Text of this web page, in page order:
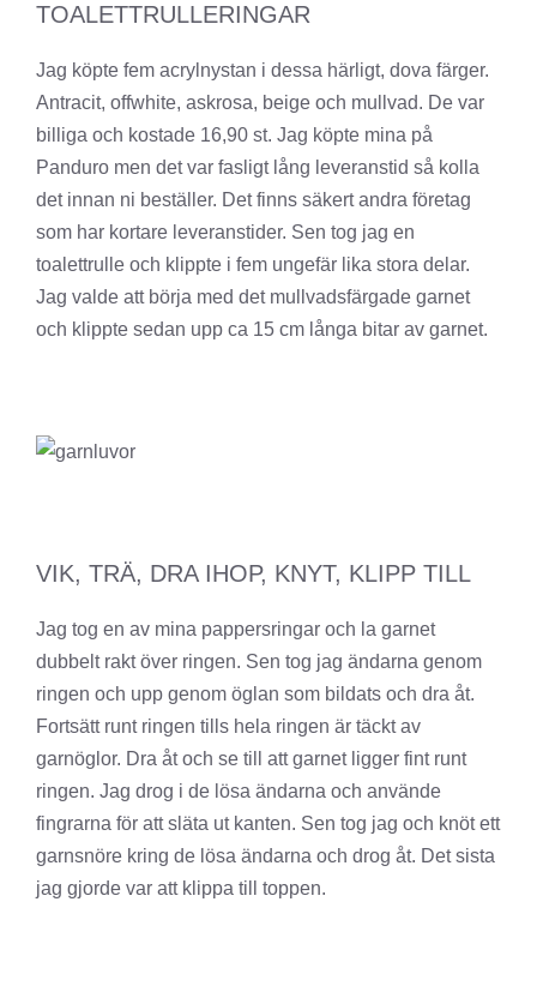
TOALETTRULLERINGAR
Jag köpte fem acrylnystan i dessa härligt, dova färger.
Antracit, offwhite, askrosa, beige och mullvad. De var
billiga och kostade 16,90 st. Jag köpte mina på
Panduro men det var fasligt lång leveranstid så kolla
det innan ni beställer. Det finns säkert andra företag
som har kortare leveranstider. Sen tog jag en
toalettrulle och klippte i fem ungefär lika stora delar.
Jag valde att börja med det mullvadsfärgade garnet
och klippte sedan upp ca 15 cm långa bitar av garnet.
VIK, TRÄ, DRA IHOP, KNYT, KLIPP TILL
Jag tog en av mina pappersringar och la garnet
dubbelt rakt över ringen. Sen tog jag ändarna genom
ringen och upp genom öglan som bildats och dra åt.
Fortsätt runt ringen tills hela ringen är täckt av
garnöglor. Dra åt och se till att garnet ligger fint runt
ringen. Jag drog i de lösa ändarna och använde
fingrarna för att släta ut kanten. Sen tog jag och knöt ett
garnsnöre kring de lösa ändarna och drog åt. Det sista
jag gjorde var att klippa till toppen.